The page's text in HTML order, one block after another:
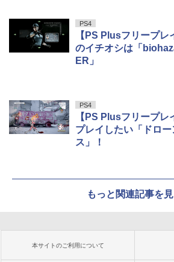
PS4
【PS Plusフリープレ
のイチオシは「
ER」
PS4
【PS Plusフリープレ
プレイしたい「ドロ
ス」！
もっと関連記事を
本サイトのご利用について